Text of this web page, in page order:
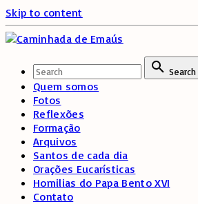
Skip to content
Search
Quem somos
Fotos
Reflexões
Formação
Arquivos
Santos de cada dia
Orações Eucarísticas
Homilias do Papa Bento XVI
Contato